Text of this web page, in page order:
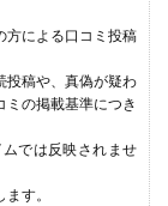
方による口コミ投稿
投稿や、真偽が疑わ
ミの掲載基準につき
では反映されませ
す。